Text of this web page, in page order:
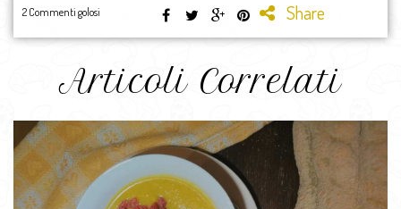
2 Commenti golosi Share
Articoli Correlati